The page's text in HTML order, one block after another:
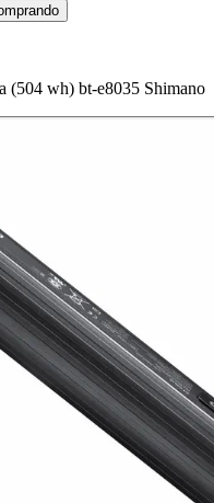
(504 wh) bt-e8035 Shimano